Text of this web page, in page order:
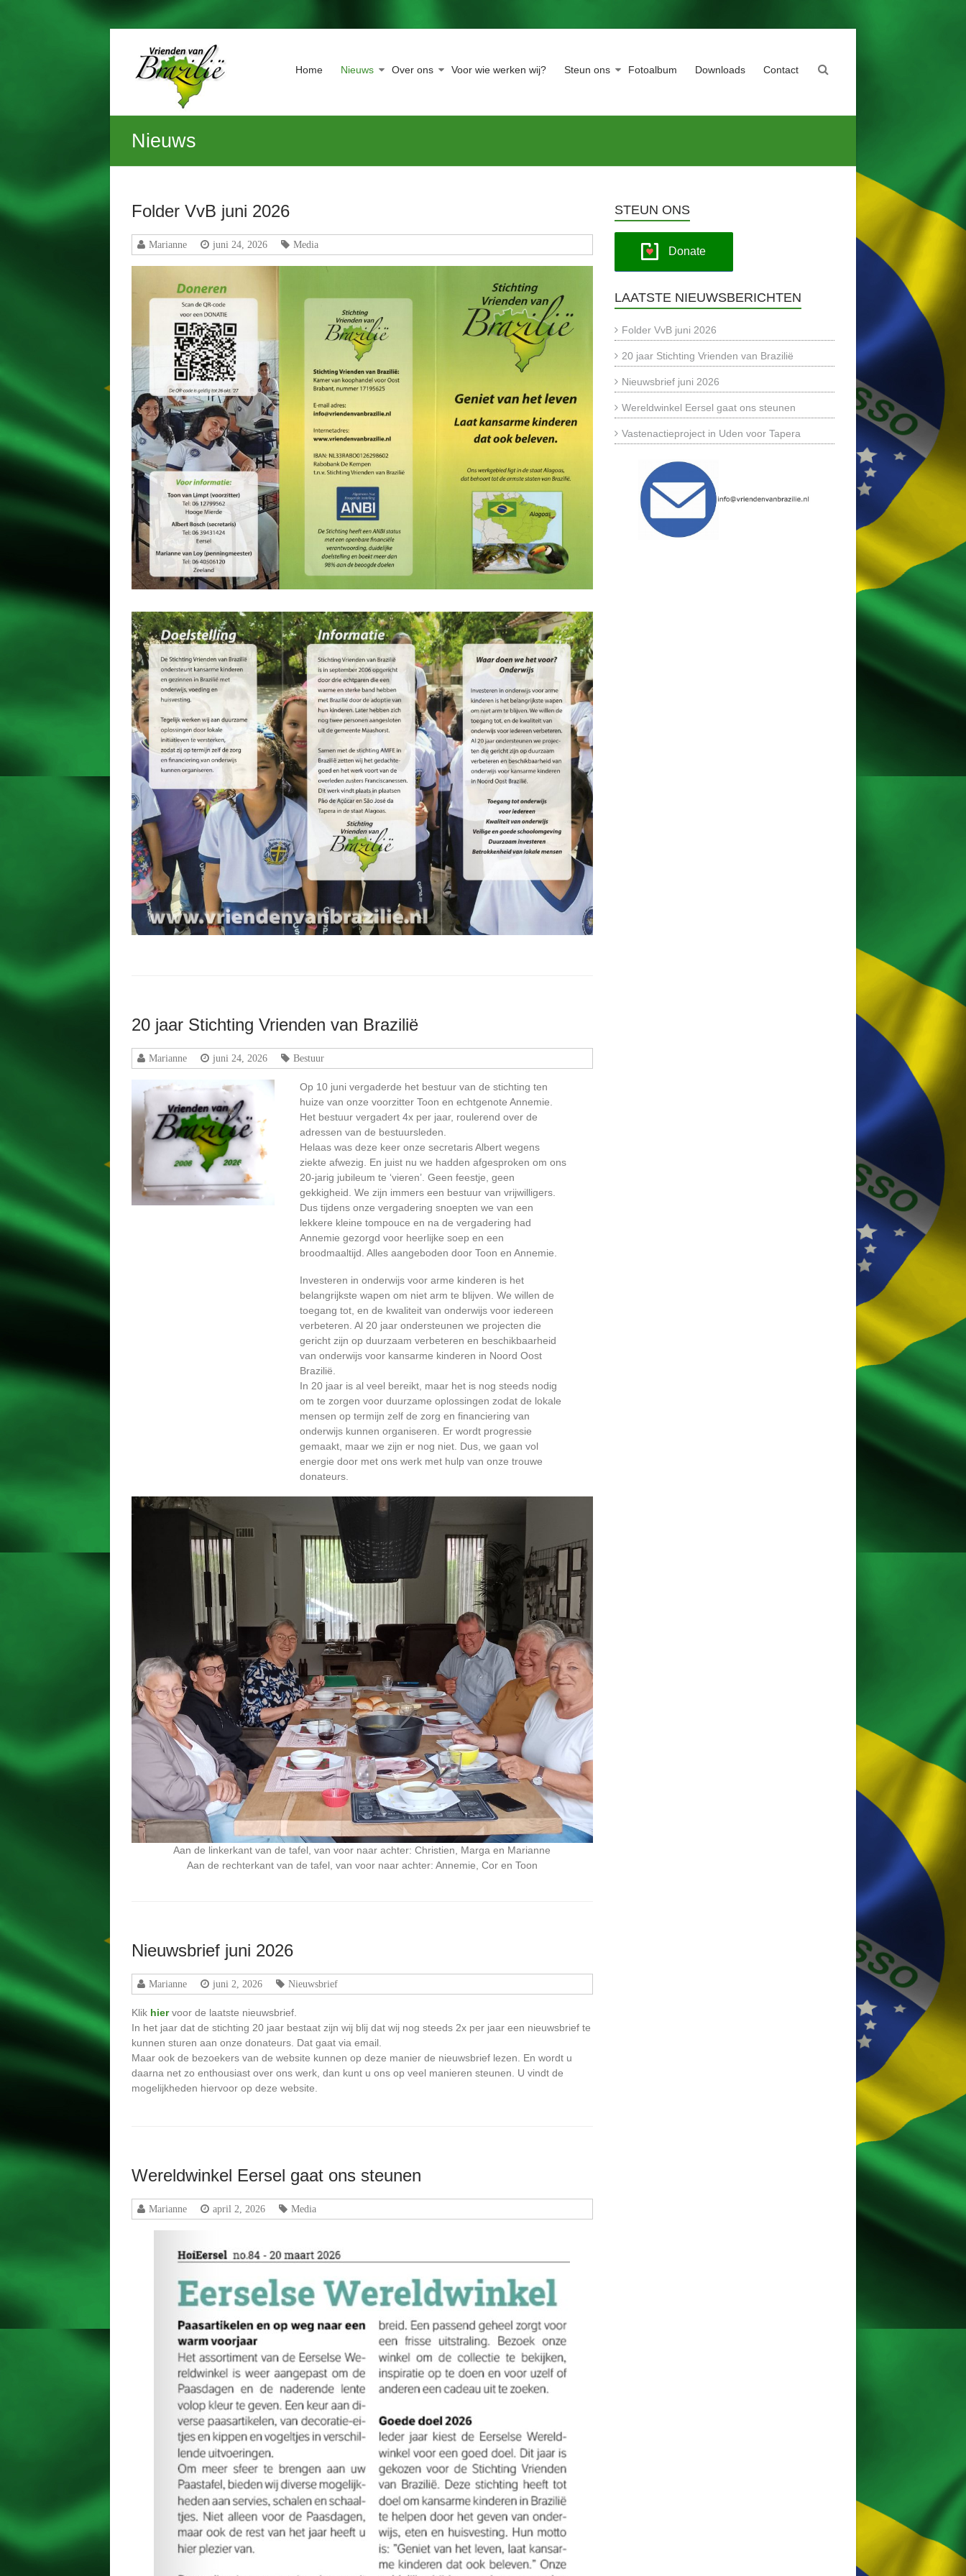
inhoud
Vrienden
van
Brazilië
Geniet
van
kansarme
kinderen
dat
ook
Home Nieuws Over ons Voor wie werken wij? Steun ons Fotoalbum Downloads Contact
Nieuws
Folder VvB juni 2026
Marianne juni 24, 2026 Media
20 jaar Stichting Vrienden van Brazilië
Marianne juni 24, 2026 Bestuur
Op 10 juni vergaderde het bestuur van de stichting ten
huize van onze voorzitter Toon en echtgenote Annemie.
Het bestuur vergadert 4x per jaar, roulerend over de
adressen van de bestuursleden.
Helaas was deze keer onze secretaris Albert wegens
ziekte afwezig. En juist nu we hadden afgesproken om ons
20-jarig jubileum te ‘vieren’. Geen feestje, geen
gekkigheid. We zijn immers een bestuur van vrijwilligers.
Dus tijdens onze vergadering snoepten we van een
lekkere kleine tompouce en na de vergadering had
Annemie gezorgd voor heerlijke soep en een
broodmaaltijd. Alles aangeboden door Toon en Annemie.
Investeren in onderwijs voor arme kinderen is het
belangrijkste wapen om niet arm te blijven. We willen de
toegang tot, en de kwaliteit van onderwijs voor iedereen
verbeteren. Al 20 jaar ondersteunen we projecten die
gericht zijn op duurzaam verbeteren en beschikbaarheid
van onderwijs voor kansarme kinderen in Noord Oost
Brazilië.
In 20 jaar is al veel bereikt, maar het is nog steeds nodig
om te zorgen voor duurzame oplossingen zodat de lokale
mensen op termijn zelf de zorg en financiering van
onderwijs kunnen organiseren. Er wordt progressie
gemaakt, maar we zijn er nog niet. Dus, we gaan vol
energie door met ons werk met hulp van onze trouwe
donateurs.
Aan de linkerkant van de tafel, van voor naar achter: Christien, Marga en Marianne
Aan de rechterkant van de tafel, van voor naar achter: Annemie, Cor en Toon
Nieuwsbrief juni 2026
Marianne juni 2, 2026 Nieuwsbrief
Klik hiervoor de laatste nieuwsbrief.
In het jaar dat de stichting 20 jaar bestaat zijn wij blij dat wij nog steeds 2x per jaar een nieuwsbrief te
kunnen sturen aan onze donateurs. Dat gaat via email.
Maar ook de bezoekers van de website kunnen op deze manier de nieuwsbrief lezen. En wordt u
daarna net zo enthousiast over ons werk, dan kunt u ons op veel manieren steunen. U vindt de
mogelijkheden hiervoor op deze website.
Wereldwinkel Eersel gaat ons steunen
Marianne april 2, 2026 Media
STEUN ONS
Donate
LAATSTE NIEUWSBERICHTEN
Folder VvB juni 2026
20 jaar Stichting Vrienden van Brazilië
Nieuwsbrief juni 2026
Wereldwinkel Eersel gaat ons steunen
Vastenactieproject in Uden voor Tapera